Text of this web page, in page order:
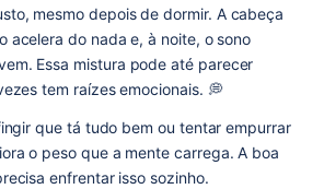
mesmo depois de dormir. A cabeça
acelera do nada e, à noite, o sono
Essa mistura pode até parecer
tem raízes emocionais. 💭
que tá tudo bem ou tentar empurrar
o peso que a mente carrega. A boa
enfrentar isso sozinho.